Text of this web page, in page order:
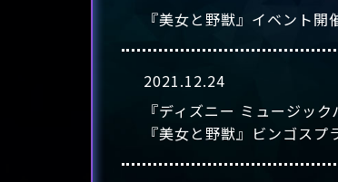
『美女と野獣』イベント
2021.12.24
『ディズニー ミュージッ
『美女と野獣』ビンゴスプ